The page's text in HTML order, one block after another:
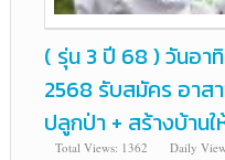
( รุ่น 3 ปี 68 ) วันอ
2568 รับสมัคร อา
ปลูกป่า + สร้างบ้านใ
Total Views: 1362
Daily